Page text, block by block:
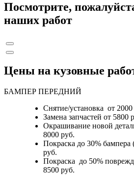
Посмотрите,
наших работ
Цены на кузовные
БАМПЕР ПЕРЕДНИЙ
Снятие/установка от 2000
Замена запчастей от 5800
Окрашивание новой
8000 руб.
Покраска до 30% бампера
руб.
Покраска до 50%
8500 руб.